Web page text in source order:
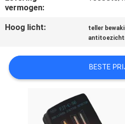
OM EEN
CITAAT
SITEMAP
vermogen:
Hoog licht: teller
BESTE